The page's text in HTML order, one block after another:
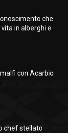
che
in alberghi e
con Acarbio
chef stellato